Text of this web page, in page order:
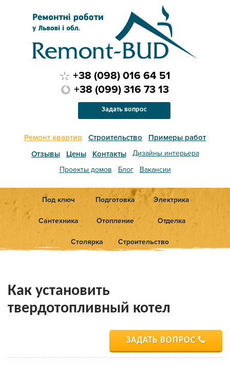
Ремонт квартир Строительство
Примеры работ
Отзывы
Цены Контакты
Дизайны интерьера
Проекты домов
Блог Вакансии
+38 (098) 016 64 51
+38 (099) 316 73 13
Задать вопрос
Под ключ Подготовка Электрика
Сантехника Отопление Отделка
Столярка Строительство
Как установить
твердотопливный котел
ЗАДАТЬ ВОПРОС